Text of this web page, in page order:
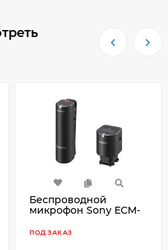
Беспроводной
микрофон Sony ECM-
ПОД ЗАКАЗ